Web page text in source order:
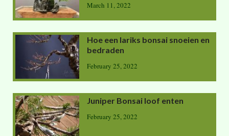
March 11, 2022
Hoe een lariks bonsai snoeien en
bedraden
February 25, 2022
Juniper Bonsai loof enten
February 25, 2022